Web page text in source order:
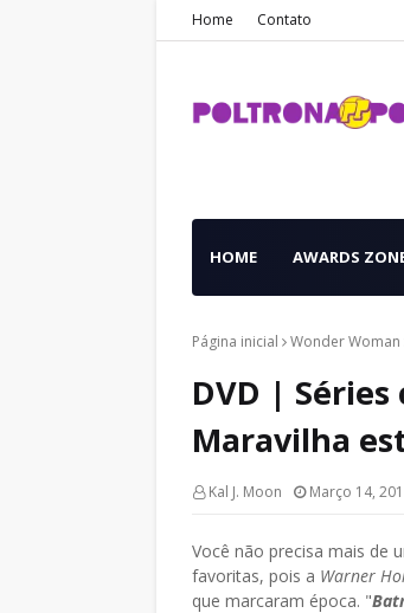
Home Contato
HOME AWARDS
Página inicial Wonder Woman
DVD |
Maravilha
Kal J. Moon Março 14,
Você não precisa mais de
favoritas, pois a Warner
que marcaram época. "